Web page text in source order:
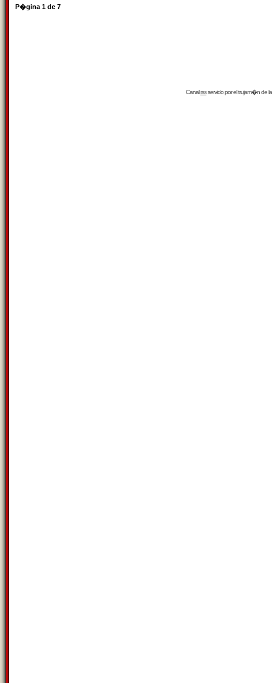
P�gina 1 de 7
Canalrssservido por eltrujam�nde